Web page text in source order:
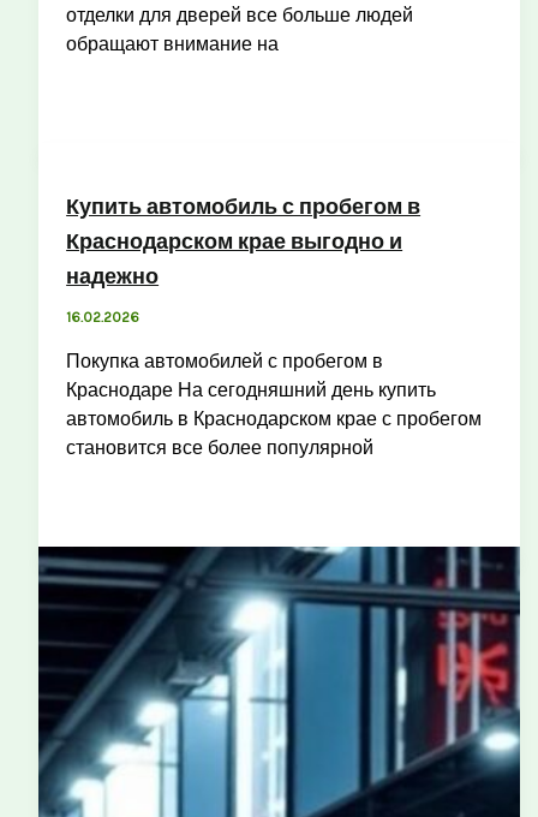
отделки для дверей все больше людей
обращают внимание на
Купить автомобиль с пробегом в
Краснодарском крае выгодно и
надежно
16.02.2026
Покупка автомобилей с пробегом в
Краснодаре На сегодняшний день купить
автомобиль в Краснодарском крае с пробегом
становится все более популярной